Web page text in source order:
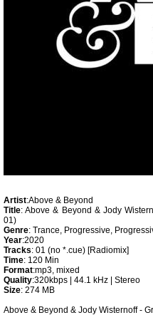
Artist:Above & Beyond
Title: Above & Beyond & Jody
01)
Genre: Trance, Progressive,
Year:2020
Tracks: 01 (no *.cue) [Radiomix]
Time: 120 Min
Format:mp3, mixed
Quality:320kbps | 44.1 kHz | Stereo
Size: 274 MB
Above & Beyond & Jody Wisternoff -